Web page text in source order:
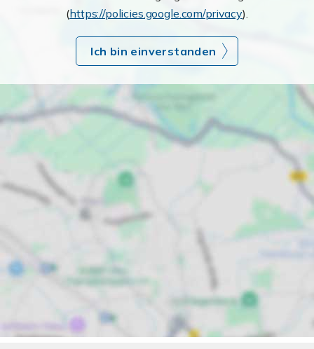
(https://policies.google.com/privacy).
Ich bin einverstanden